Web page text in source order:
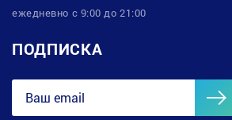
ежедневно с 9:00 до 21:00
ПОДПИСКА